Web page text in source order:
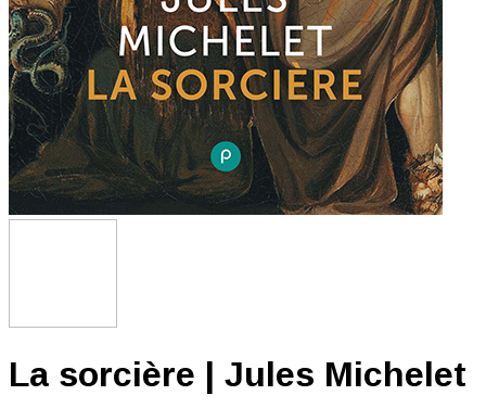
La sorcière | Jules Michelet